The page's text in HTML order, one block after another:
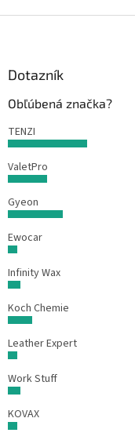
Dotazník
Obľúbená značka?
TENZI
ValetPro
Gyeon
Ewocar
Infinity Wax
Koch Chemie
Leather Expert
Work Stuff
KOVAX